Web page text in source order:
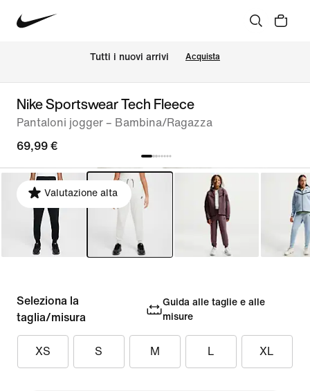
Tutti i nuovi arrivi Acquista
Nike Sportswear Tech Fleece
Pantaloni jogger – Bambina/Ragazza
69,99 €
Valutazione alta
Seleziona la
taglia/misura
Guida alle taglie e alle
misure
XS S M L XL